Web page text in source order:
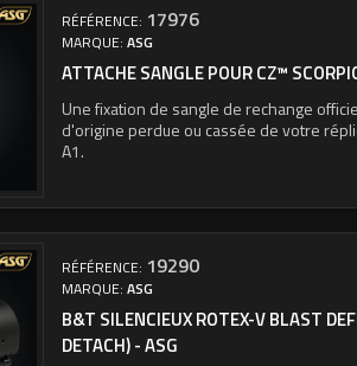
RÉFÉRENCE: 17976
MARQUE:ASG
ATTACHE SANGLE POUR CZ™
Une fixation de sangle de rechange
d'origine perdue ou cassée de votre
A1.
RÉFÉRENCE: 19290
MARQUE:ASG
B&T SILENCIEUX ROTEX-V BLAST
DETACH) - ASG